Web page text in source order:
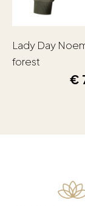
Lady Day
forest
€